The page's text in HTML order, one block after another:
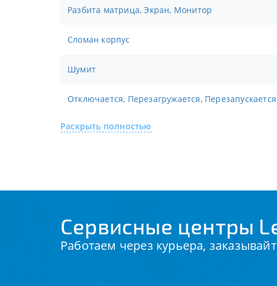
Разбита матрица, Экран, Монитор
Сломан корпус
Шумит
Отключается, Перезагружается, Перезапускается
Раскрыть полностью
Сервисные центры
Работаем через курьера,